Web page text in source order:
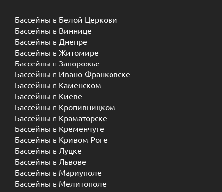
Бассейны в Белой Церкови
Бассейны в Виннице
Бассейны в Днепре
Бассейны в Житомире
Бассейны в Запорожье
Бассейны в Ивано-Франковске
Бассейны в Каменском
Бассейны в Киеве
Бассейны в Кропивницком
Бассейны в Краматорске
Бассейны в Кременчуге
Бассейны в Кривом Роге
Бассейны в Луцке
Бассейны в Львове
Бассейны в Мариуполе
Бассейны в Мелитополе